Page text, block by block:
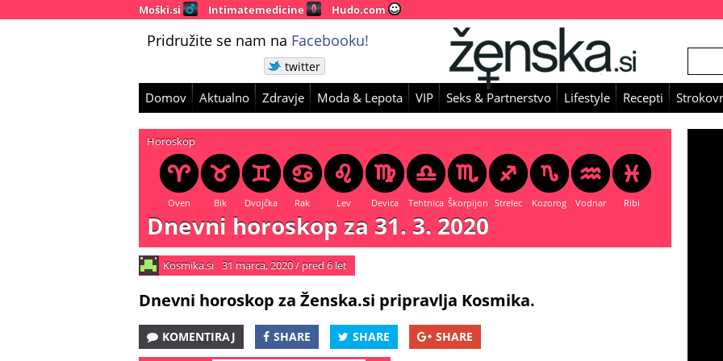
Moški.si Intimatemedicine Hudo.com
Pridružite se nam na Facebooku!
twitter
Domov Aktualno Zdravje Moda & Lepota VIP Seks & Partnerstvo Lifestyle Recepti
Horoskop
Oven Bik Dvojčka Rak Lev Devica Tehtnica Škorpijon Strelec Kozorog Vodnar Ribi
Dnevni horoskop za 31. 3. 2020
Kosmika.si 31 marca, 2020/ pred 6 let
Dnevni horoskop za Ženska.si pripravlja Kosmika.
KOMENTIRAJ SHARE SHARE SHARE